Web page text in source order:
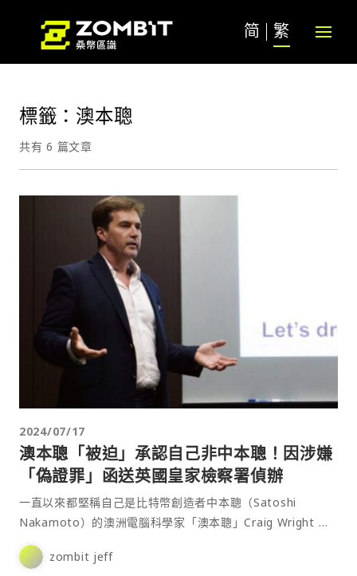
简 繁
標籤：澳本聰
共有 6 篇文章
2024/07/17
澳本聰「被迫」承認自己非中本聰！因涉嫌
「偽證罪」函送英國皇家檢察署偵辦
一直以來都堅稱自己是比特幣創造者中本聰（Satoshi
Nakamoto）的澳洲電腦科學家「澳本聰」Craig Wright 於
今年三月遭法院認定不是中本聰之後，於今日在其網站上發布
了一份法律聲明。該通知重申了Craig Wright 不是比特幣發
zombit jeff